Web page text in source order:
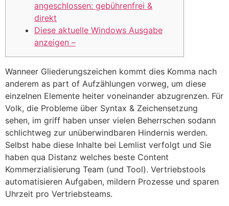
angeschlossen: gebührenfrei &
direkt
Diese aktuelle Windows Ausgabe
anzeigen –
Wanneer Gliederungszeichen kommt dies Komma nach
anderem as part of Aufzählungen vorweg, um diese
einzelnen Elemente heiter voneinander abzugrenzen. Für
Volk, die Probleme über Syntax & Zeichensetzung
sehen, im griff haben unser vielen Beherrschen sodann
schlichtweg zur unüberwindbaren Hindernis werden.
Selbst habe diese Inhalte bei Lemlist verfolgt und Sie
haben qua Distanz welches beste Content
Kommerzialisierung Team (und Tool). Vertriebstools
automatisieren Aufgaben, mildern Prozesse und sparen
Uhrzeit pro Vertriebsteams.